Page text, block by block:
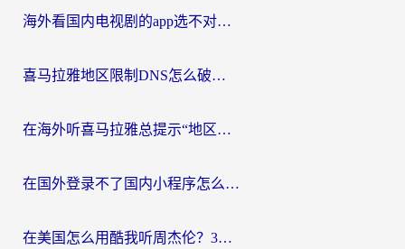
海外看国内电视剧的app选不对？这份回国加速器避坑指南帮你流畅追剧
喜马拉雅地区限制DNS怎么破？海外党听国内音乐听书的终极解决方案
在海外听喜马拉雅总提示“地区限制”？3步轻松解除+听国内音乐全攻略
在国外登录不了国内小程序怎么办？选对回国加速器，轻松解锁国内资源
在美国怎么用酷我听周杰伦？3步搞定海外听歌难题